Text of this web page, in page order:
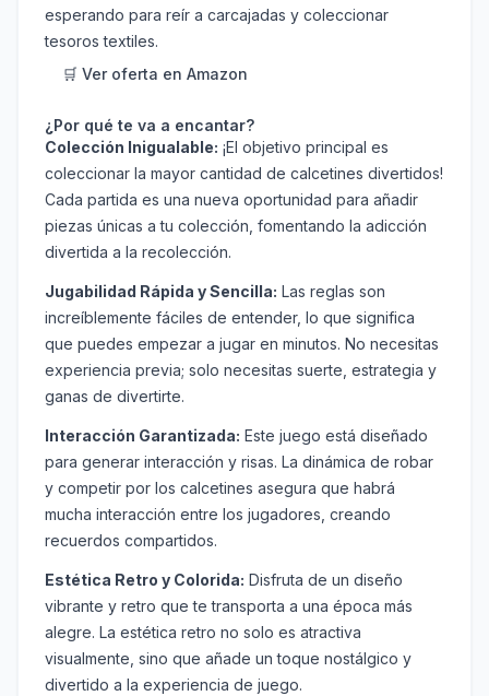
esperando para reír a carcajadas y coleccionar
tesoros textiles.
🛒 Ver oferta en Amazon
¿Por qué te va a encantar?
Colección Inigualable: ¡El objetivo principal es
coleccionar la mayor cantidad de calcetines divertidos!
Cada partida es una nueva oportunidad para añadir
piezas únicas a tu colección, fomentando la adicción
divertida a la recolección.
Jugabilidad Rápida y Sencilla: Las reglas son
increíblemente fáciles de entender, lo que significa
que puedes empezar a jugar en minutos. No necesitas
experiencia previa; solo necesitas suerte, estrategia y
ganas de divertirte.
Interacción Garantizada: Este juego está diseñado
para generar interacción y risas. La dinámica de robar
y competir por los calcetines asegura que habrá
mucha interacción entre los jugadores, creando
recuerdos compartidos.
Estética Retro y Colorida: Disfruta de un diseño
vibrante y retro que te transporta a una época más
alegre. La estética retro no solo es atractiva
visualmente, sino que añade un toque nostálgico y
divertido a la experiencia de juego.